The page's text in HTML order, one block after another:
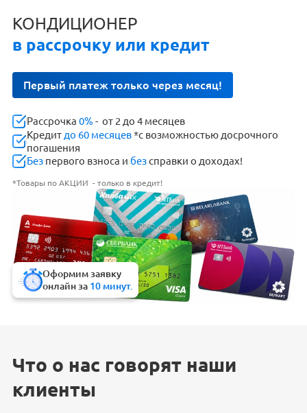
КОНДИЦИОНЕР
в рассрочку или кредит
Первый платеж только через месяц!
Рассрочка0% - от 2 до 4 месяцев
Кредит до 60 месяцев*с возможностью досрочного
погашения
Без первого взноса и безсправки о доходах!
*Товары по АКЦИИ - только в кредит!
Оформим заявку
онлайн за 10 минут.
Что о нас говорят наши
клиенты